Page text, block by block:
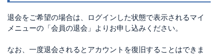
退会をご希望の場合は、ログインした状態で表示されるマイ
メニューの「会員の退会」よりお申し込みください。
なお、一度退会されるとアカウントを復旧することはできま